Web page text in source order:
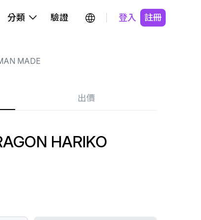
分類 驗證 登入 註冊
MADE
出價
HARIKO